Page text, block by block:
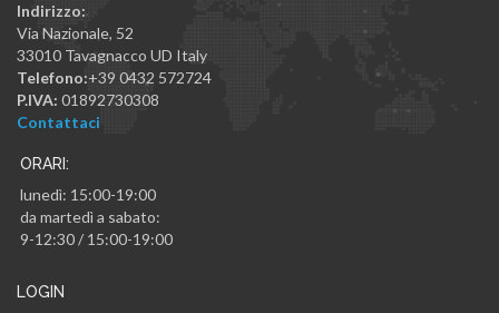
Indirizzo:
Via Nazionale, 52
33010 Tavagnacco UD Italy
Telefono:+39 0432 572724
P.IVA: 01892730308
Contattaci
ORARI:
lunedì: 15:00-19:00
da martedì a sabato:
9-12:30 / 15:00-19:00
LOGIN